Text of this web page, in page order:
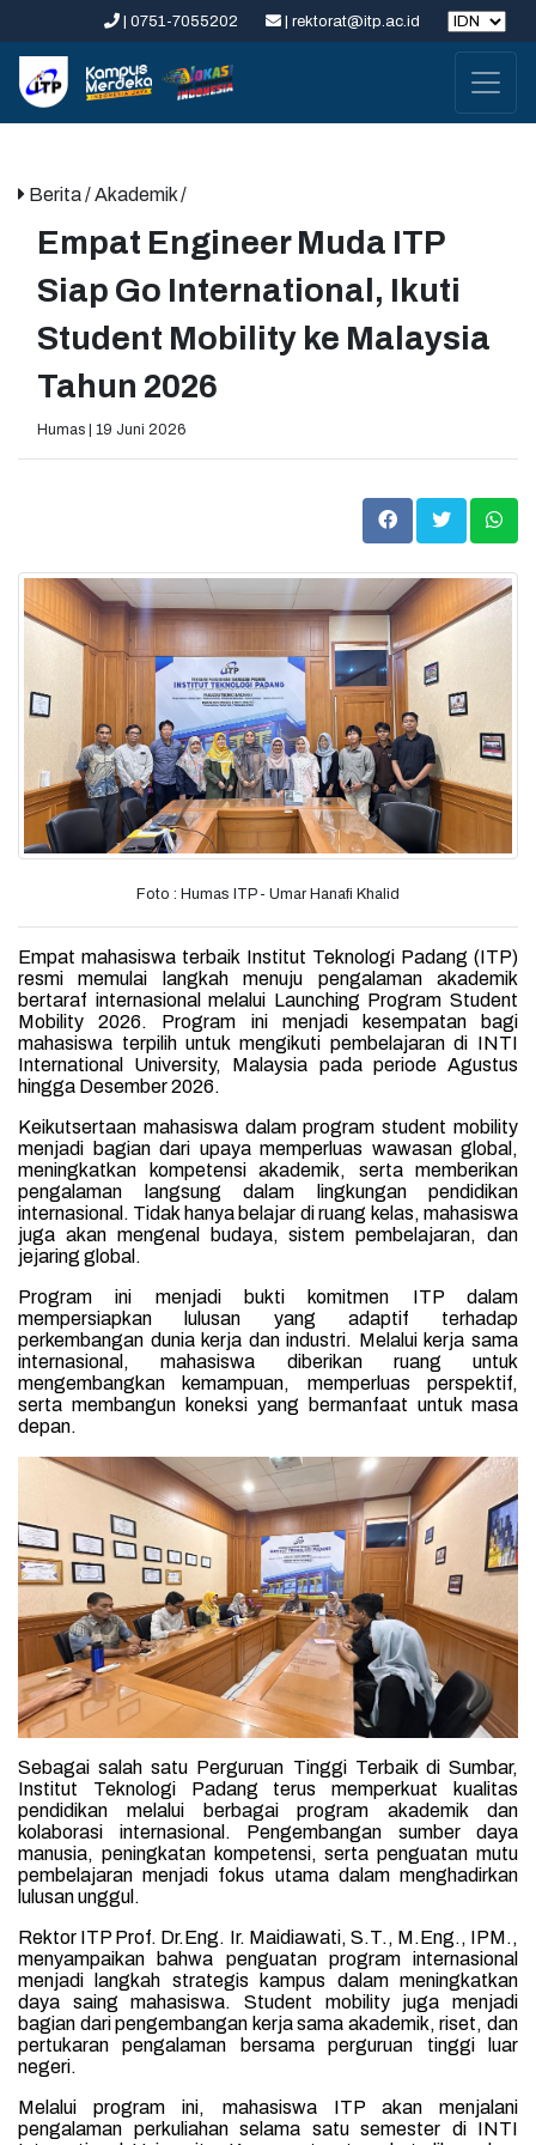
| 0751-7055202 | rektorat@itp.ac.id
Berita/ Akademik /
Empat Engineer Muda ITP
Siap Go International, Ikuti
Student Mobility ke Malaysia
Tahun 2026
Humas | 19 Juni 2026
Foto : Humas ITP - Umar Hanafi Khalid
Empat mahasiswa terbaik Institut Teknologi Padang (ITP)
resmi memulai langkah menuju pengalaman akademik
bertaraf internasional melalui Launching Program Student
Mobility 2026. Program ini menjadi kesempatan bagi
mahasiswa terpilih untuk mengikuti pembelajaran di INTI
International University, Malaysia pada periode Agustus
hingga Desember 2026.
Keikutsertaan mahasiswa dalam program student mobility
menjadi bagian dari upaya memperluas wawasan global,
meningkatkan kompetensi akademik, serta memberikan
pengalaman langsung dalam lingkungan pendidikan
internasional. Tidak hanya belajar di ruang kelas, mahasiswa
juga akan mengenal budaya, sistem pembelajaran, dan
jejaring global.
Program ini menjadi bukti komitmen ITP dalam
mempersiapkan lulusan yang adaptif terhadap
perkembangan dunia kerja dan industri. Melalui kerja sama
internasional, mahasiswa diberikan ruang untuk
mengembangkan kemampuan, memperluas perspektif,
serta membangun koneksi yang bermanfaat untuk masa
depan.
Sebagai salah satu Perguruan Tinggi Terbaik di Sumbar,
Institut Teknologi Padang terus memperkuat kualitas
pendidikan melalui berbagai program akademik dan
kolaborasi internasional. Pengembangan sumber daya
manusia, peningkatan kompetensi, serta penguatan mutu
pembelajaran menjadi fokus utama dalam menghadirkan
lulusan unggul.
Rektor ITP Prof. Dr.Eng. Ir. Maidiawati, S.T., M.Eng., IPM.,
menyampaikan bahwa penguatan program internasional
menjadi langkah strategis kampus dalam meningkatkan
daya saing mahasiswa. Student mobility juga menjadi
bagian dari pengembangan kerja sama akademik, riset, dan
pertukaran pengalaman bersama perguruan tinggi luar
negeri.
Melalui program ini, mahasiswa ITP akan menjalani
pengalaman perkuliahan selama satu semester di INTI